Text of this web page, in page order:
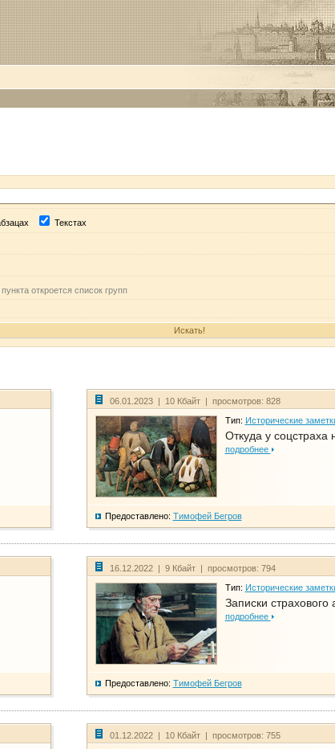
Текстах
откроется список групп
06.01.2023 | 10 Кбайт | просмотров: 828
Тип: Исторические
Откуда у соцстраха
подробнее
Предоставлено: Тимофей Бегров
16.12.2022 | 9 Кбайт | просмотров: 794
Тип: Исторические
Записки страхового
подробнее
Предоставлено: Тимофей Бегров
01.12.2022 | 10 Кбайт | просмотров: 755